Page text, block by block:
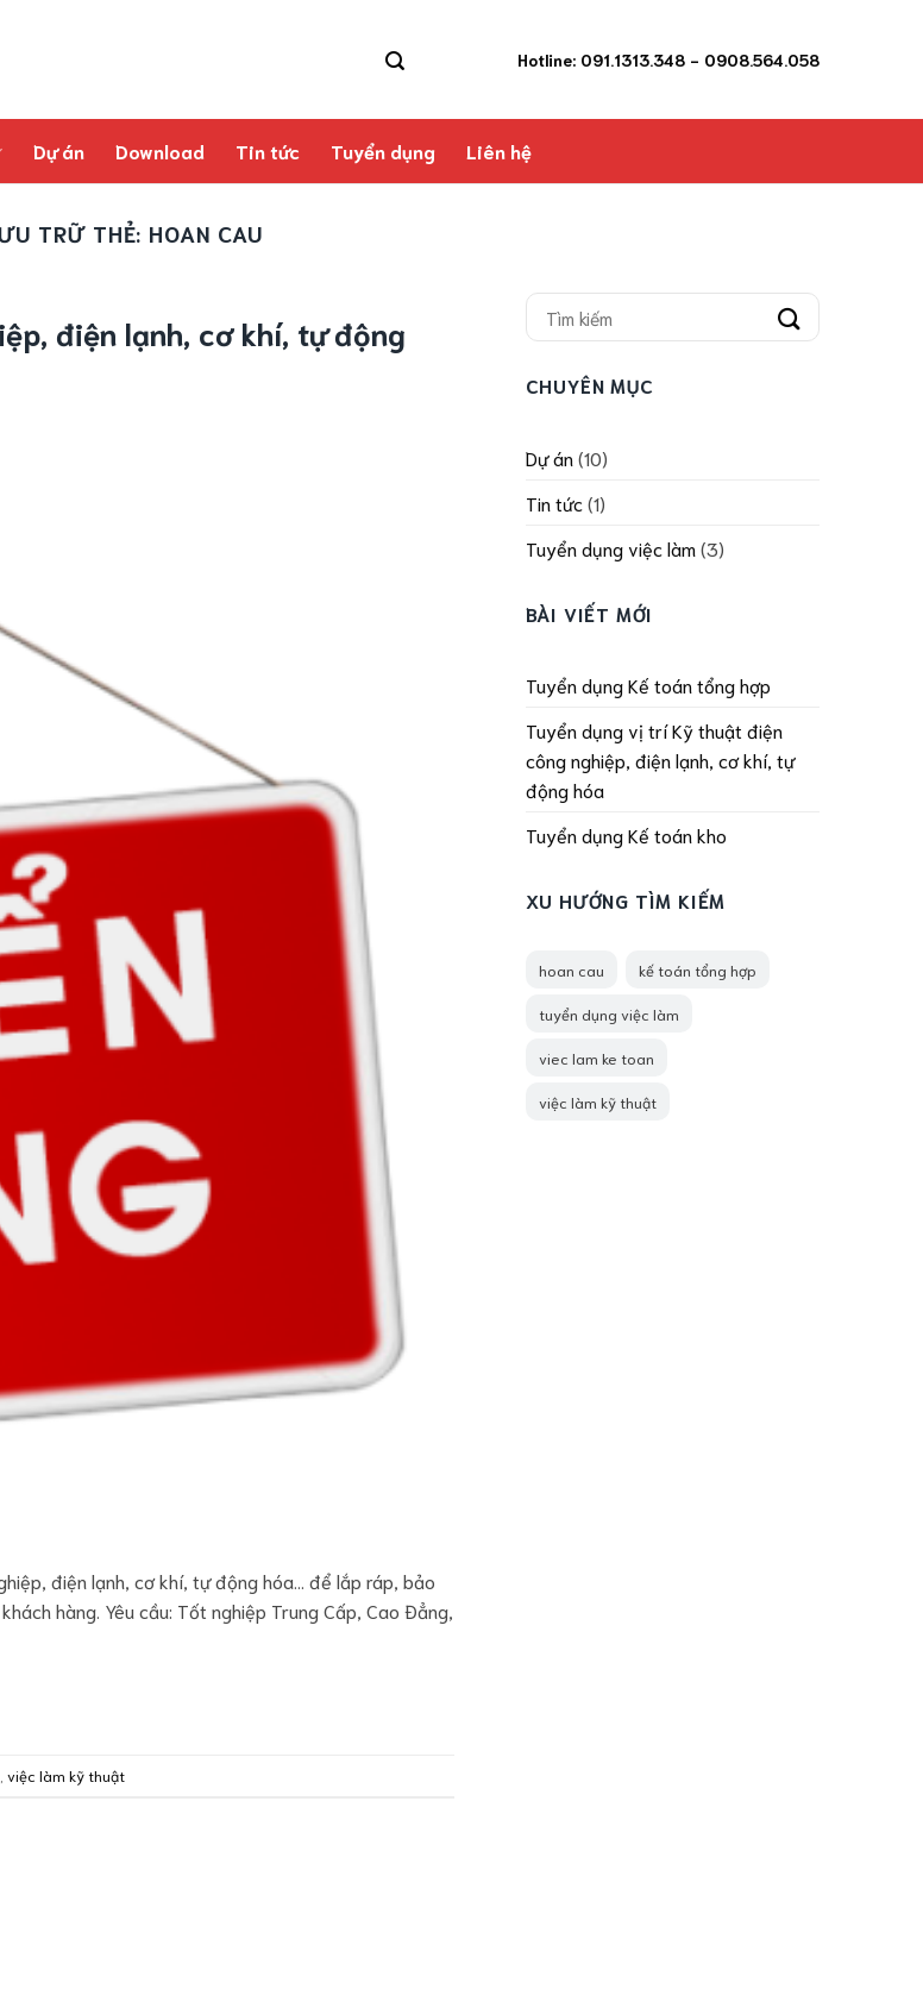
Hotline: 091.1313.348 - 0908.564.058
Dự án Download Tin tức Tuyển dụng Liên hệ
TRỮ THẺ: HOAN CAU
điện lạnh, cơ khí, tự động
điện lạnh, cơ khí, tự động hóa… để lắp ráp, bảo
hàng. Yêu cầu: Tốt nghiệp Trung Cấp, Cao Đẳng,
việc làm kỹ thuật
CHUYÊN MỤC
Dự án(10)
Tin tức (1)
Tuyển dụng việc làm(3)
BÀI VIẾT MỚI
Tuyển dụng Kế toán tổng hợp
Tuyển dụng vị trí Kỹ thuật điện
công nghiệp, điện lạnh, cơ khí, tự
động hóa
Tuyển dụng Kế toán kho
XU HƯỚNG TÌM KIẾM
hoan cau kế toán tổng hợp
tuyển dụng việc làm
viec lam ke toan
việc làm kỹ thuật